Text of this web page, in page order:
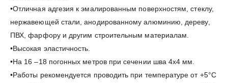
•Отличная адгезия к эмалированным поверхностям, стеклу,
нержавеющей стали, анодированному алюминию, дереву,
ПВХ, фарфору и другим строительным материалам.
•Высокая эластичность.
•На 16 –18 погонных метров при сечении шва 4х4 мм.
•Работы рекомендуется проводить при температуре от +5°С